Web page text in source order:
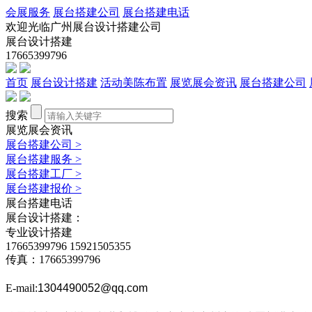
会展服务 展台搭建公司 展台搭建电话
欢迎光临广州展台设计搭建公司
展台设计搭建
17665399796
首页 展台设计搭建 活动美陈布置 展览展会资讯 展台搭建公司
搜索
展览展会资讯
展台搭建公司 >
展台搭建服务 >
展台搭建工厂 >
展台搭建报价 >
展台搭建电话
展台设计搭建：
专业设计搭建
17665399796 15921505355
传真：17665399796
E-mail:1304490052@qq.com